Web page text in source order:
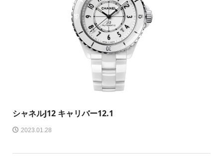
シャネルJ12 キャリバー12.1
2023.01.28